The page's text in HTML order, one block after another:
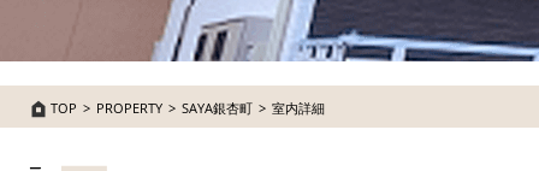
TOP PROPERTY SAYA銀杏町 室内詳細